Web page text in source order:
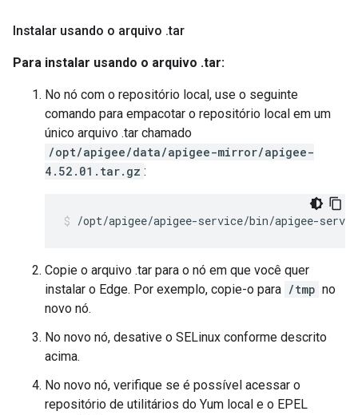
Instalar usando o arquivo .tar
Para instalar usando o arquivo .tar:
No nó com o repositório local, use o seguinte
comando para empacotar o repositório local em um
único arquivo .tar chamado
/opt/apigee/data/apigee-mirror/apigee-
4.52.01.tar.gz :
/opt/apigee/apigee-service/bin/apigee-
Copie o arquivo .tar para o nó em que você quer
instalar o Edge. Por exemplo, copie-o para /tmp no
novo nó.
No novo nó, desative o SELinux conforme descrito
acima.
No novo nó, verifique se é possível acessar o
repositório de utilitários do Yum local e o EPEL